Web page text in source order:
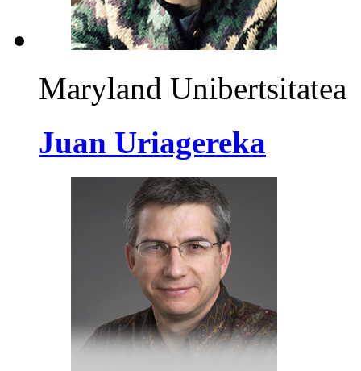
Maryland Unibertsitatea
Juan Uriagereka